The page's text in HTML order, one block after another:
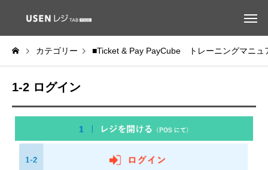
カテゴリー ■Ticket & Pay PayCube トレーニングマニュ
1-2 ログイン